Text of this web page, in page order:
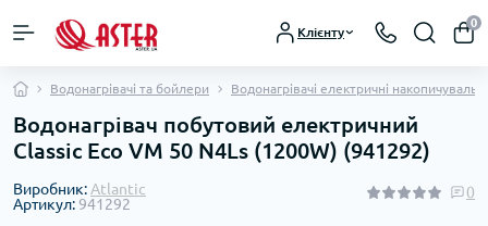
Клієнту
0
Водонагрівачі та бойлери Водонагрівачі електричні накопичувальні
Водонагрівач побутовий електричний
Classic Eco VM 50 N4Ls (1200W) (941292)
Виробник: Atlantic
Артикул: 941292
0